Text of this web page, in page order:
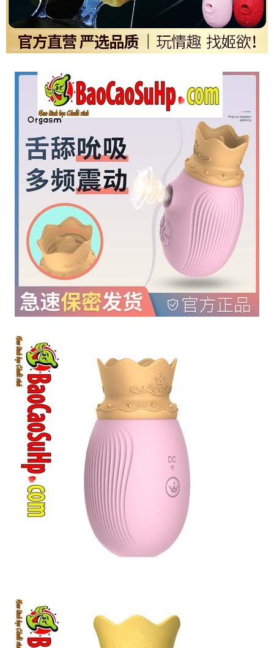
Trứng
Potato
Nhỏ
Gọn
Kích
Thích
Khoái
Cảm
Mạnh
Trứng
Rung
Crown
Potato
Nhỏ
Gọn
Kích
Thích
Khoái
Cảm
Mạnh
Trứng
Rung
Crown
Potato